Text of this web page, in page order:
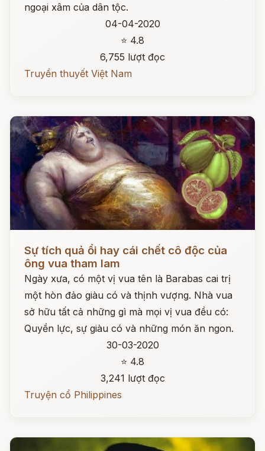
ngoại xâm của dân tộc.
04-04-2020
⭐ 4.8
6,755 lượt đọc
Truyền thuyết Việt Nam
Sự tích quả ổi hay cái chết cô độc của
ông vua tham lam
Ngày xưa, có một vị vua tên là Barabas cai trị
một hòn đảo giàu có và thịnh vượng. Nhà vua
sở hữu tất cả những gì mà mọi vị vua đều có:
Quyền lực, sự giàu có và những món ăn ngon.
30-03-2020
⭐ 4.8
3,241 lượt đọc
Truyện cổ Philippines